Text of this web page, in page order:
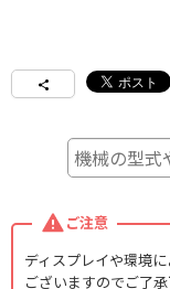
ご注意
ディスプレイや環境
ございますのでご了承